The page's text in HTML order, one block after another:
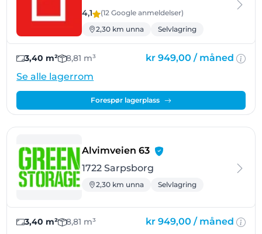
4,1 (12 Googleanmeldelser)
2,30 km unna
Selvlagring
3,40 m² 8,81 m³ kr 949,00 / måned
Se alle lagerrom
Forespør lagerplass
Alvimveien 63- Sarpsborg
1722 Sarpsborg
2,30 km unna Selvlagring
3,40 m² 8,81 m³ kr 949,00 / måned